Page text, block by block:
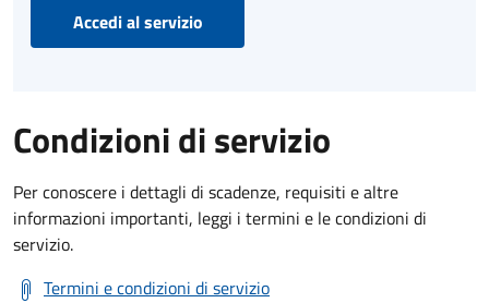
Accedi al servizio
Condizioni di servizio
Per conoscere i dettagli di scadenze, requisiti e altre
informazioni importanti, leggi i termini e le condizioni di
servizio.
Termini e condizioni di servizio